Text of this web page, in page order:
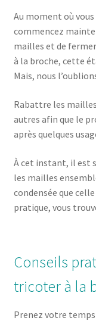
Au moment où
commencez
mailles et de
à la broche, cette
Mais, nous
Rabattre les
autres afin que le
après quelques
À cet instant, il est
les mailles
condensée que
pratique, vous
Conseils
tricoter à la
Prenez votre